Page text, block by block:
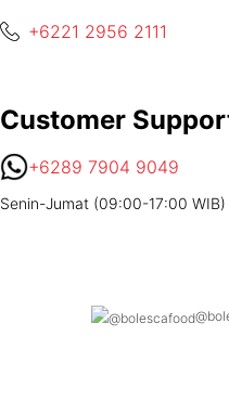
+6221 2956 2111
Customer
+6289 7904 9049
Senin-Jumat (09:00-17:00 WIB)